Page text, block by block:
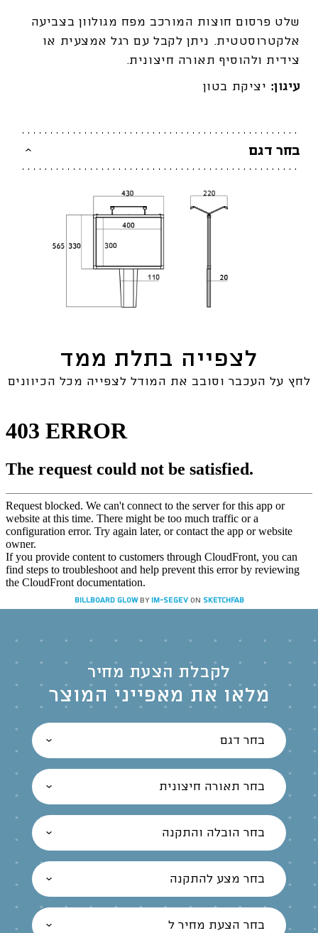
שלט פרסום חוצות המורכב מפח מגולוון בצביעה
אלקטרוסטטית. ניתן לקבל עם רגל אמצעית או
צידית ולהוסיף תאורה חיצונית.
עיגון: יציקת בטון
בחר דגם
לצפייה בתלת ממד
לחץ על העכבר וסובב את המודל לצפייה מכל הכיוונים
Billboard Glow by IM-SEGEV on Sketchfab
לקבלת הצעת מחיר
מלאו את מאפייני המוצר
בחר דגם
בחר תאורה חיצונית
בחר הובלה והתקנה
בחר מצע להתקנה
בחר הצעת מחיר ל